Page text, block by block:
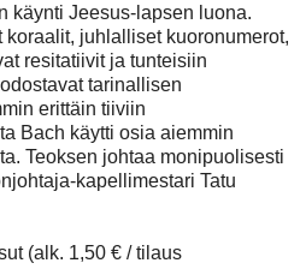
käynti Jeesus-lapsen luona.
juhlalliset kuoronumerot,
resitatiivit ja tunteisiin
tarinallisen
erittäin tiiviin
Bach käytti osia aiemmin
Teoksen johtaa monipuolisesti
kapellimestari Tatu
(alk. 1,50 € / tilaus